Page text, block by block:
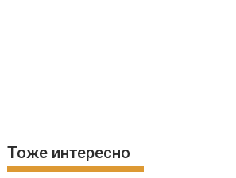
Тоже интересно